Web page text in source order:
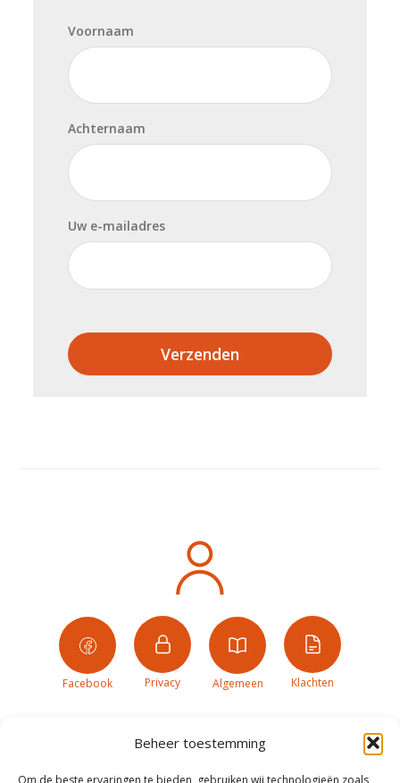
Beheer toestemming
Om de beste ervaringen te bieden, gebruiken wij technologieën zoals
Voornaam
Achternaam
Uw e-mailadres
Verzenden
Facebook Privacy Algemeen Klachten